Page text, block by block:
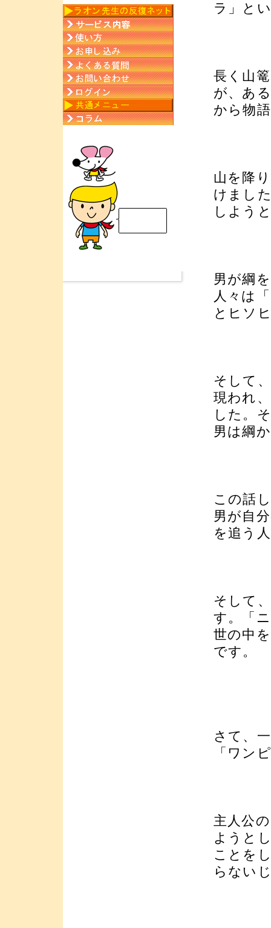
ラ」と
長く山
が、あ
から物
山を降
けまし
しよう
男が綱
人々は
とヒソ
そして
現われ
した。
男は綱
この話
男が自
を追う
そして
す。「
世の中
です。
さて、
「ワン
主人公
ようと
ことを
らない